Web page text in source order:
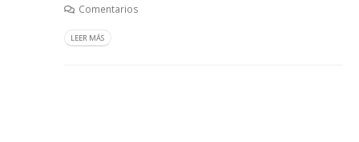
Comentarios
LEER MÁS